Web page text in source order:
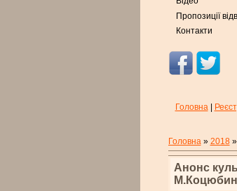
Пропозиції
Контакти
Головна|
Головна» 2018 »
Анонс